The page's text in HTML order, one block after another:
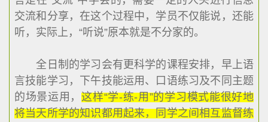
交流和分享，在这个过程中，学员不仅能说，还能
听，实际上，“听说”原本就是不分家的。
全日制的学习会有更科学的课程安排，早上语
言技能学习，下午技能运用、口语练习及不同主题
的场景运用，这样“学-练-用”的学习模式能很好地
将当天所学的知识都用起来，同学之间相互监督练